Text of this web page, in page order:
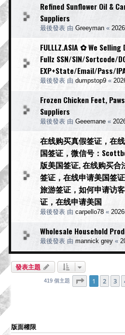
Refined Sunflower Oil &
Suppliers
最後發表 由 Greeyman «
FULLLZ.ASIA ✿ We
Fullz SSN/SIN/Sortcode/
EXP+State/Email/Pass/
最後發表 由 dumpstop9 «
Frozen Chicken Feet,
Suppliers
最後發表 由 Geeemane «
在线购买真假签证，在
国签证，微信号：
版美国签证, 在线购买
签证，在线申请美国签
旅游签证，如何申请访
证，在线申请美国
最後發表 由 carpello78 «
Wholesale Household
最後發表 由 mannick grey «
發表主題
419 個主題 第 1 頁 (共17
1 2 3
版面權限